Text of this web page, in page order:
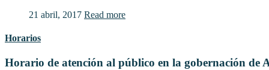
21 abril, 2017 Read more
Horarios
Horario de atención al público en la gobernación de